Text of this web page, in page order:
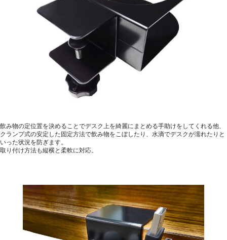
飲み物の定位置を決めることでデスク上を綺麗にまとめる手助けをしてくれる他、
クランプ式の安定した固定方法で飲み物をこぼしたり、水滴でデスクが濡れたりと
いった状況を防ぎます。
取り付け方法も縦横と柔軟に対応。